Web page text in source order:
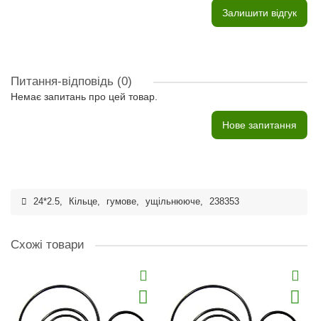
Залишити відгук
Питання-відповідь (0)
Немає запитань про цей товар.
Нове запитання
24*2.5, Кільце, гумове, ущільнююче, 238353
Схожі товари